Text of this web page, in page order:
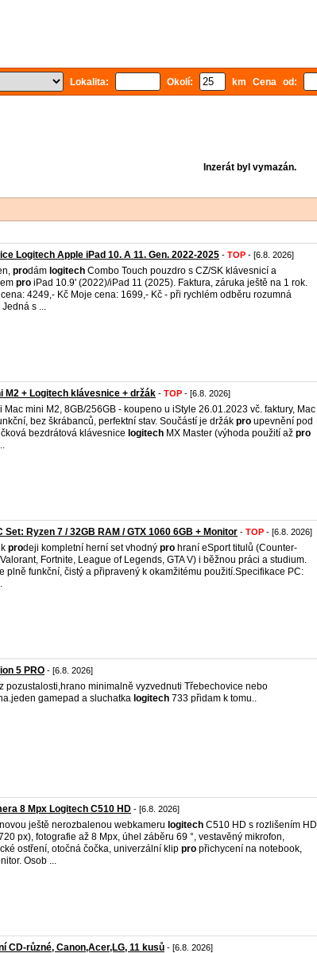
Lokalita: Okolí: km Cena od:
Inzerát byl vymazán.
Logitech Apple iPad 10. A 11. Gen. 2022-2025 - TOP - [6.8. 2026]
prodám logitech Combo Touch pouzdro s CZ/SK klávesnicí a
pro iPad 10.9' (2022)/iPad 11 (2025). Faktura, záruka ještě na 1 rok.
4249,- Kč Moje cena: 1699,- Kč - při rychlém odběru rozumná
s ...
M2 + Logitech klávesnice + držák - TOP - [6.8. 2026]
Mac mini M2, 8GB/256GB - koupeno u iStyle 26.01.2023 vč. faktury, Mac
bez škrábanců, perfektní stav. Součástí je držák pro upevnění pod
bezdrátová klávesnice logitech MX Master (výhoda použití až pro
Set: Ryzen 7 / 32GB RAM / GTX 1060 6GB + Monitor - TOP - [6.8. 2026]
prodeji kompletní herní set vhodný pro hraní eSport titulů (Counter-
Fortnite, League of Legends, GTA V) i běžnou práci a studium.
plně funkční, čistý a připravený k okamžitému použití. ​Specifikace PC:
5 PRO - [6.8. 2026]
pozustalosti,hrano minimalně vyzvednuti Třebechovice nebo
gamepad a sluchatka logitech 733 přidam k tomu..
8 Mpx Logitech C510 HD - [6.8. 2026]
ještě nerozbalenou webkameru logitech C510 HD s rozlišením HD
px), fotografie až 8 Mpx, úhel záběru 69 °, vestavěný mikrofon,
ostření, otočná čočka, univerzální klip pro přichycení na notebook,
Osob ...
CD-různé, Canon,Acer,LG, 11 kusů - [6.8. 2026]